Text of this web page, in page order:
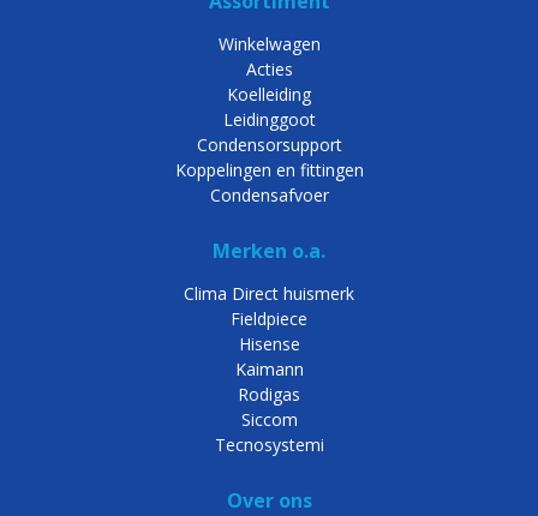
Winkelwagen
Acties
Koelleiding
Leidinggoot
Condensorsupport
Koppelingen en fittingen
Condensafvoer
Merken o.a.
Clima Direct huismerk
Fieldpiece
Hisense
Kaimann
Rodigas
Siccom
Tecnosystemi
Over ons